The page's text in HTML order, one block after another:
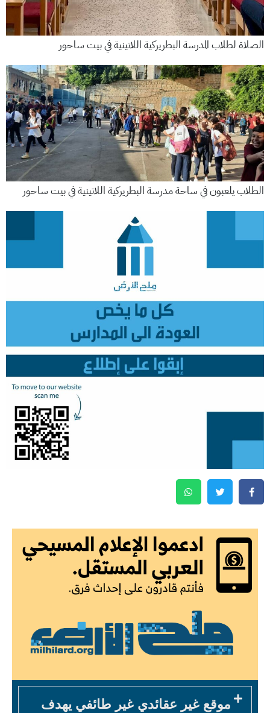
الصلاة لطلاب المدرسة البطريركية اللاتينية في بيت ساحور
الطلاب يلعبون في ساحة مدرسة البطريركية اللاتينية في بيت ساحور
موقع غير عقائدي غير طائفي يهدف